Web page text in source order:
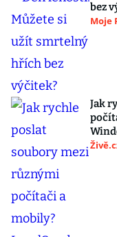
bez
Moje
Jak